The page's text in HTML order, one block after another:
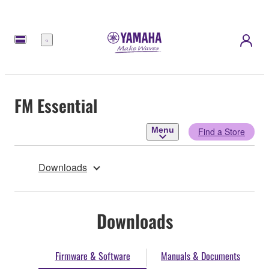
Menu
FM Essential
Menu Find a Store
Downloads
Downloads
Firmware & Software Manuals & Documents